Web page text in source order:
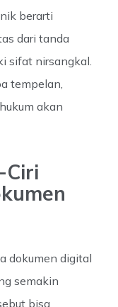
berarti
dari tanda
sifat nirsangkal.
tempelan,
akan
Ciri
dokumen digital
semakin
bisa